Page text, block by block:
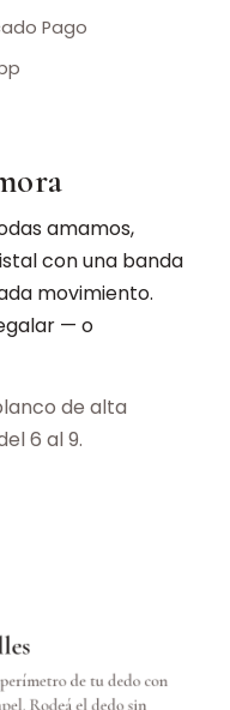
Pago
amamos,
con una banda
movimiento.
— o
de alta
6 al 9.